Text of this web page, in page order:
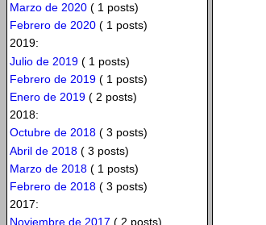
Marzo de 2020( 1 posts)
Febrero de 2020( 1 posts)
2019:
Julio de 2019( 1 posts)
Febrero de 2019( 1 posts)
Enero de 2019( 2 posts)
2018:
Octubre de 2018( 3 posts)
Abril de 2018( 3 posts)
Marzo de 2018( 1 posts)
Febrero de 2018( 3 posts)
2017:
Noviembre de 2017 ( 2 posts)